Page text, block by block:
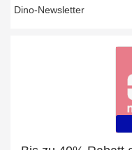
Dino-Newsletter